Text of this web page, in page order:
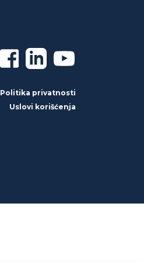
Politika privatnosti
Uslovi korišćenja